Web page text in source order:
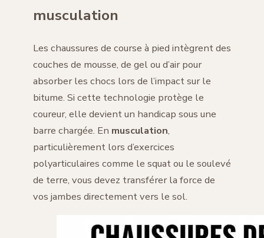
musculation
Les chaussures de course à pied intègrent des
couches de mousse, de gel ou d’air pour
absorber les chocs lors de l’impact sur le
bitume. Si cette technologie protège le
coureur, elle devient un handicap sous une
barre chargée. En musculation,
particulièrement lors d’exercices
polyarticulaires comme le squat ou le soulevé
de terre, vous devez transférer la force de
vos jambes directement vers le sol.